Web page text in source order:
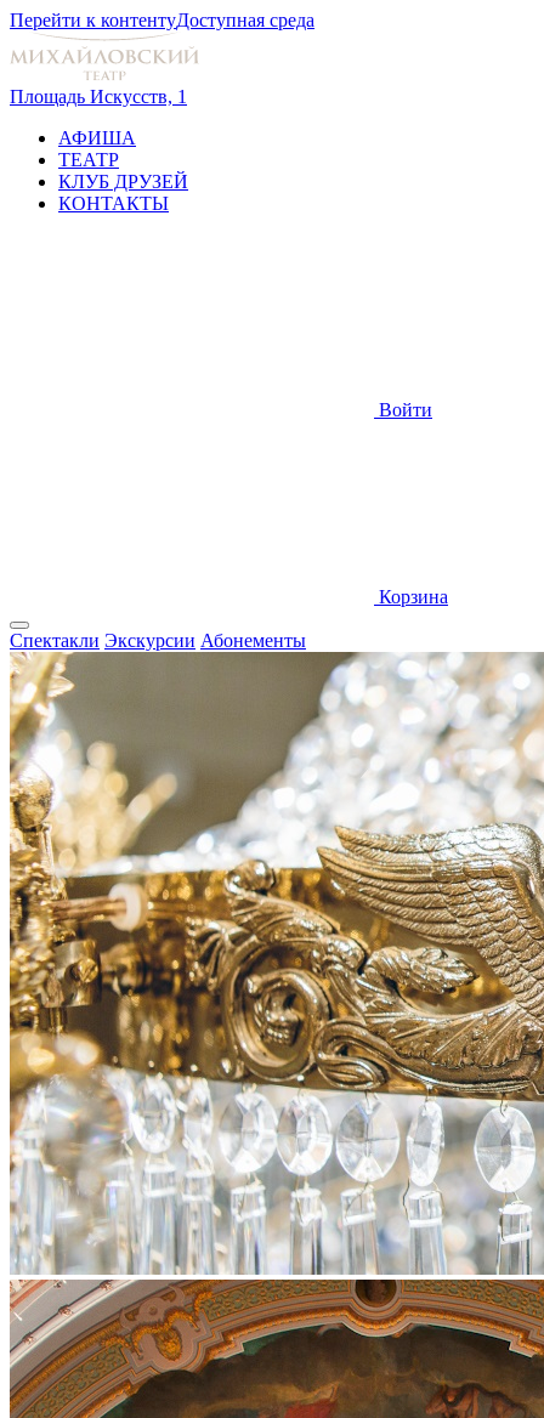
Перейти к контентуДоступная среда
Площадь Искусств, 1
АФИША
ТЕАТР
КЛУБ ДРУЗЕЙ
КОНТАКТЫ
Войти
Корзина
Спектакли Экскурсии Абонементы